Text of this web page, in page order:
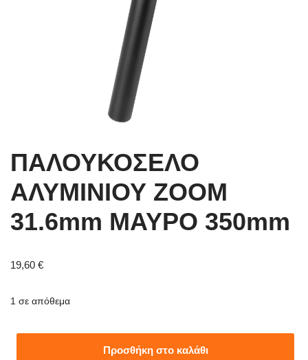
ΠΑΛΟΥΚΟΣΕΛΟ
ΑΛΥΜΙΝΙΟΥ ZOOM
31.6mm ΜΑΥΡΟ 350mm
19,60 €
1 σε απόθεμα
Προσθήκη στο καλάθι